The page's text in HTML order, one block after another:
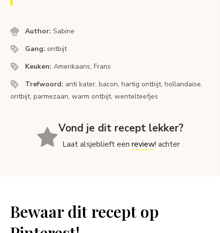
Author:Sabine
Gang: ontbijt
Keuken:Amerikaans, Frans
Trefwoord: anti kater, bacon, hartig ontbijt, hollandaise,
ontbijt, parmezaan, warm ontbijt, wentelteefjes
Vond je dit recept lekker?
Laat alsjeblieft eenreview! achter
Bewaar dit recept op